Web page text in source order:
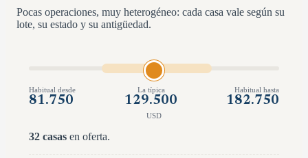
Pocas operaciones, muy heterogéneo: cada casa vale según su
lote, su estado y su antigüedad.
Habitual desde
81.750
La típica
129.500
Habitual hasta
182.750
USD
32 casas en oferta.